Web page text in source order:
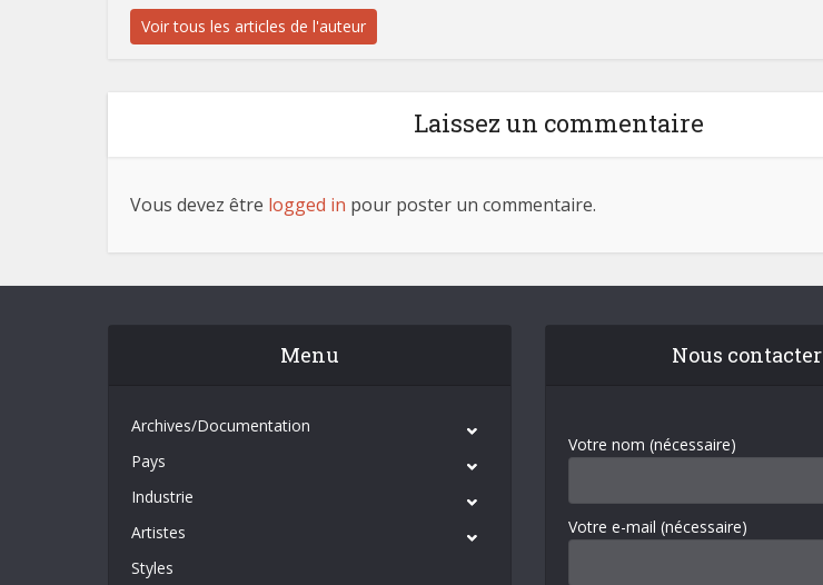
Voir tous les articles de l'auteur
Laissez un commentaire
Vous devez être logged in pour poster un commentaire.
Menu
Archives/Documentation
Pays
Industrie
Artistes
Styles
Nous contacter
Votre nom (nécessaire)
Votre e-mail (nécessaire)